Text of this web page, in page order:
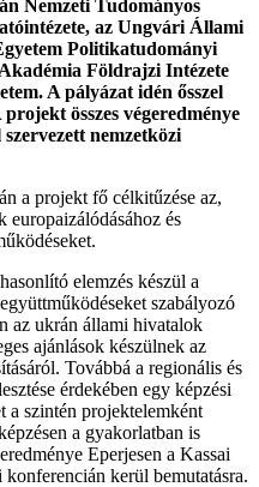
Nemzeti Tudományos
az Ungvári Állami
Politikatudományi
Földrajzi Intézete
A pályázat idén ősszel
összes végeredménye
szervezett nemzetközi
a projekt fő célkitűzése az,
europaizálódásához és
elemzés készül a
szabályozó
az ukrán állami hivatalok
ajánlások készülnek az
Továbbá a regionális és
érdekében egy képzési
a szintén projektelemként
a gyakorlatban is
Eperjesen a Kassai
kerül bemutatásra.